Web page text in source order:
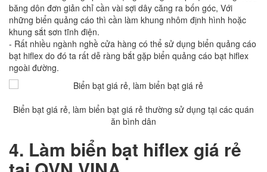
băng dôn đơn giản chỉ cần vài sợi dây căng ra bốn góc, Với
những biển quảng cáo thì cần làm khung nhôm định hình hoặc
khung sắt sơn tĩnh điện.
- Rất nhiều ngành nghề cửa hàng có thể sử dụng biển quảng cáo
bạt hiflex do đó ta rất dễ ràng bắt gặp biển quảng cáo bạt hiflex
ngoài đường.
Biển bạt giá rẻ, làm biển bạt giá rẻ thường sử dụng tại các quán
ăn bình dân
4. Làm biển bạt hiflex giá rẻ